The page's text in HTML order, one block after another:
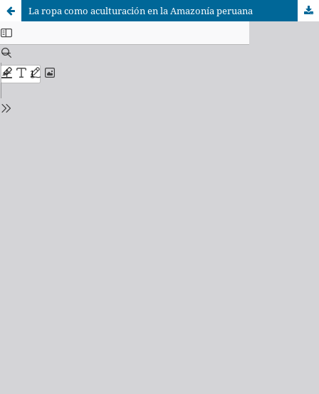
La ropa como aculturación en la Amazonía peruana